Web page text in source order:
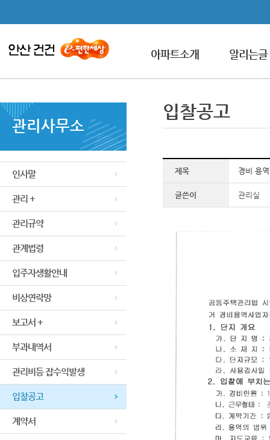
아파트소개 알리는글
관리사무소
인사말
관리 +
관리규약
관계법령
입주자생활안내
비상연락망
보고서 +
부과내역서
관리비등 잡수익발생
입찰공고
계약서
입찰공고
제목 경비 용
글쓴이 관리실